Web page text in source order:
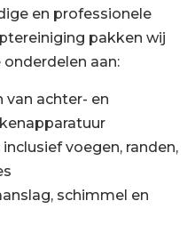
en professionele
pakken wij
aan:
van achter- en
voegen, randen,
schimmel en